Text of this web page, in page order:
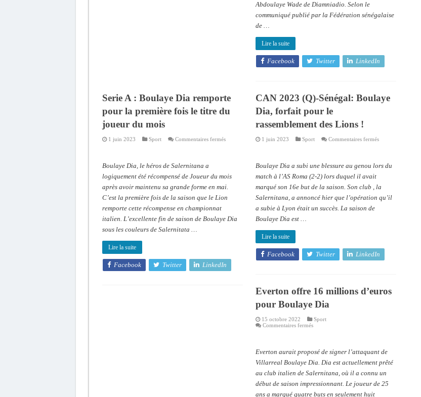
Abdoulaye Wade de Diamniadio. Selon le
communiqué publié par la Fédération sénégalaise
de …
Lire la suite
Facebook Twitter LinkedIn
Serie A : Boulaye Dia remporte
pour la première fois le titre du
joueur du mois
1 juin 2023 Sport Commentaires ferméssur
remporte
la
fois
du
Boulaye Dia, le héros de Salernitana a
logiquement été récompensé de Joueur du mois
après avoir maintenu sa grande forme en mai.
C’est la première fois de la saison que le Lion
remporte cette récompense en championnat
italien. L’excellente fin de saison de Boulaye Dia
sous les couleurs de Salernitata …
Lire la suite
Facebook Twitter LinkedIn
CAN 2023 (Q)-Sénégal: Boulaye
Dia, forfait pour le
rassemblement des Lions !
1 juin 2023 Sport Commentaires ferméssur
Sénégal:
Boulaye
pour
rassemblement
Boulaye Dia a subi une blessure au genou lors du
match à l’AS Roma (2-2) lors duquel il avait
marqué son 16e but de la saison. Son club , la
Salernitana, a annoncé hier que l’opération qu’il
a subie à Lyon était un succès. La saison de
Boulaye Dia est …
Lire la suite
Facebook Twitter LinkedIn
Everton offre 16 millions d’euros
pour Boulaye Dia
15 octobre 2022
Sport
Commentaires ferméssur
millions
d’euros
pour
Dia
Everton aurait proposé de signer l’attaquant de
Villarreal Boulaye Dia. Dia est actuellement prêté
au club italien de Salernitana, où il a connu un
début de saison impressionnant. Le joueur de 25
ans a marqué quatre buts en seulement huit